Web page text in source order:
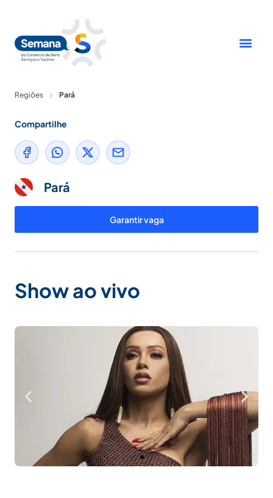
conteúdo
Regiões Pará
Compartilhe
Pará
Garantir vaga
Show ao vivo